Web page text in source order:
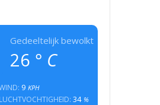
Gedeeltelijk bewolkt
26 ° C
9 KPH
LUCHTVOCHTIGHEID: 34%